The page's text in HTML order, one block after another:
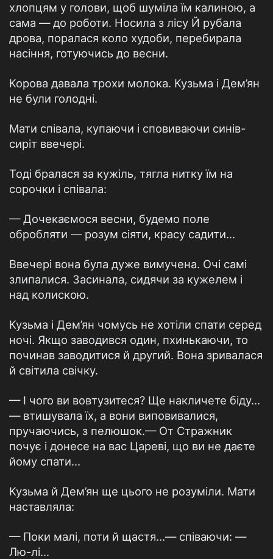
хлопцям у голови, щоб шуміла їм калиною, а
сама — до роботи. Носила з лісу Й рубала
дрова, поралася коло худоби, перебирала
насіння, готуючись до весни.
Корова давала трохи молока. Кузьма і Дем’ян
не були голодні.
Мати співала, купаючи і сповиваючи синів-
сиріт ввечері.
Тоді бралася за кужіль, тягла нитку їм на
сорочки і співала:
— Дочекаємося весни, будемо поле
обробляти — розум сіяти, красу садити...
Ввечері вона була дуже вимучена. Очі самі
злипалися. Засинала, сидячи за кужелем і
над колискою.
Кузьма і Дем’ян чомусь не хотіли спати серед
ночі. Якщо заводився один, пхинькаючи, то
починав заводитися й другий. Вона зривалася
й світила свічку.
— І чого ви вовтузитеся? Ще накличете біду...
— втишувала їх, а вони виповивалися,
пручаючись, з пелюшок.— От Стражник
почує і донесе на вас Цареві, що ви не даєте
йому спати...
Кузьма й Дем’ян ще цього не розуміли. Мати
наставляла:
— Поки малі, поти й щастя...— співаючи: —
Лю-лі...